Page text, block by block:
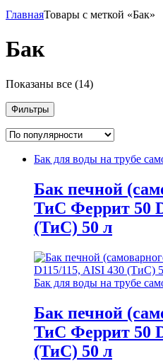
ГлавнаяТовары с меткой «Бак»
Бак
Показаны все (14)Сортировка:
Фильтры
Бак для воды на трубе
Бак печной
ТиС Феррит 50
(ТиС) 50 л
Бак для воды на трубе
Бак печной
ТиС Феррит 50
(ТиС) 50 л